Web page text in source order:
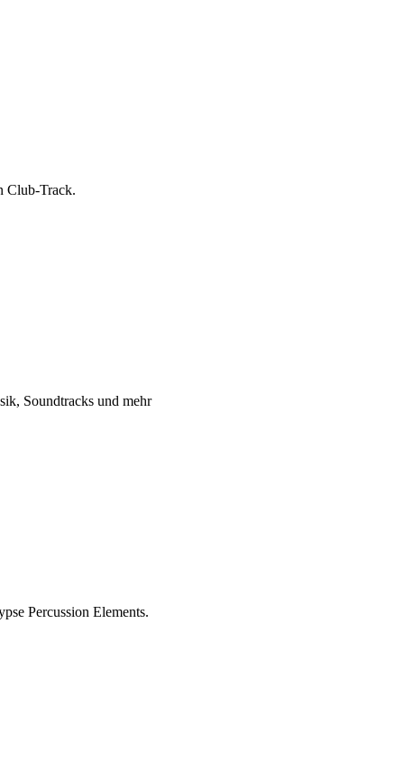
Club-Track.
Soundtracks und mehr
Percussion Elements.